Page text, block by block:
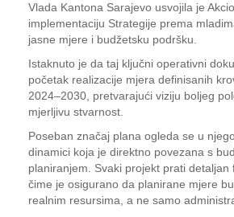
Vlada Kantona Sarajevo usvojila je
implementaciju Strategije prema
jasne mjere i budžetsku podršku.
Istaknuto je da taj ključni operativni
početak realizacije mjera definisanih
2024–2030, pretvarajući viziju boljeg
mjerljivu stvarnost.
Poseban značaj plana ogleda se u
dinamici koja je direktno povezana s
planiranjem. Svaki projekt prati detaljan
čime je osigurano da planirane mjere
realnim resursima, a ne samo